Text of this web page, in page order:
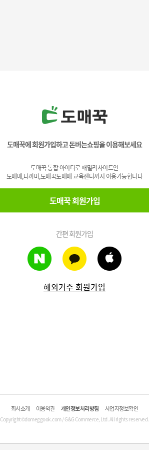
도매꾹에 회원가입하고 돈버는쇼핑을 이용해보세요
도매꾹 통합 아이디로 패밀리사이트인
도매매,나까마,도매꾹도매매 교육센터까지 이용가능합니다
도매꾹 회원가입
간편 회원가입
해외거주 회원가입
회사소개 이용약관 개인정보처리방침 사업자정보확인
Copyright©domeggook.com / G&G Commerce, Ltd. All rights reserved.